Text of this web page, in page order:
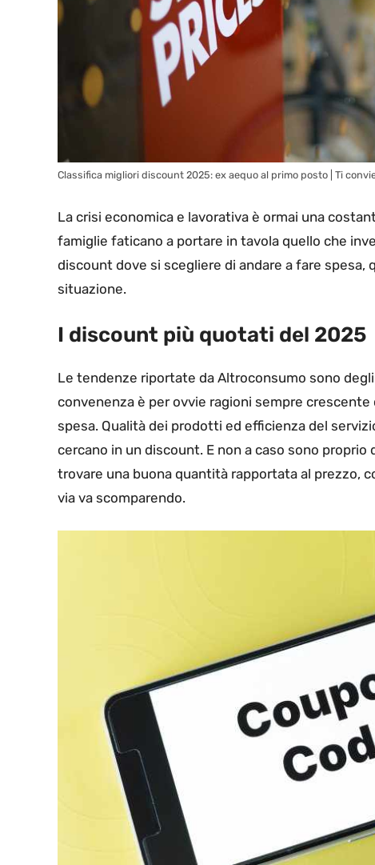
Classifica migliori discount 2025: ex aequo al primo posto | Ti
La crisi economica e lavorativa è ormai una
famiglie faticano a portare in tavola quello che
discount dove si scegliere di andare a fare
situazione.
I discount più quotati del 2025
Le tendenze riportate da Altroconsumo sono
convenenza è per ovvie ragioni sempre
spesa. Qualità dei prodotti ed efficienza del
cercano in un discount. E non a caso sono proprio
trovare una buona quantità rapportata al prezzo,
via va scomparendo.